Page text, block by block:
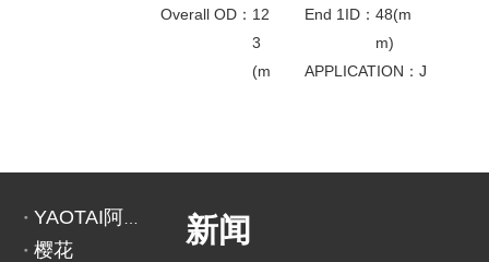
Overall OD： 12
3
(m
End 1ID：48(m
m)
APPLICATION：J
樱花
新闻